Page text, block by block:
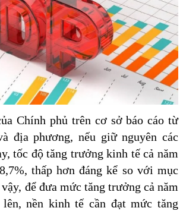
Chính phủ trên cơ sở báo cáo từ
địa phương, nếu giữ nguyên các
tốc độ tăng trưởng kinh tế cả năm
thấp hơn đáng kể so với mục
để đưa mức tăng trưởng cả năm
nền kinh tế cần đạt mức tăng